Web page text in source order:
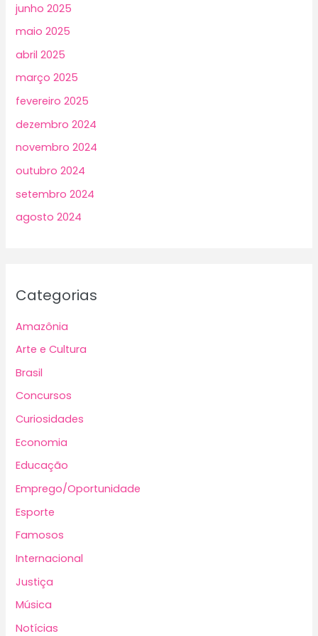
junho 2025
maio 2025
abril 2025
março 2025
fevereiro 2025
dezembro 2024
novembro 2024
outubro 2024
setembro 2024
agosto 2024
Categorias
Amazônia
Arte e Cultura
Brasil
Concursos
Curiosidades
Economia
Educação
Emprego/Oportunidade
Esporte
Famosos
Internacional
Justiça
Música
Notícias